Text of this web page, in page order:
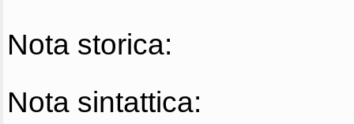
Nota storica:
Nota sintattica: